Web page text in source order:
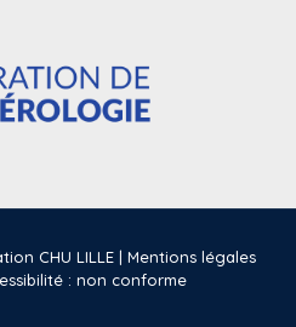
CHU LILLE | Mentions légales
: non conforme